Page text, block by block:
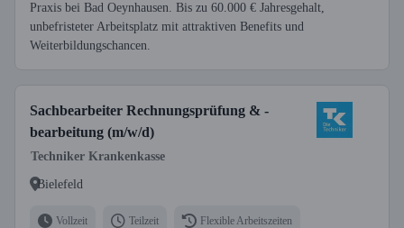
Praxis bei Bad Oeynhausen. Bis zu 60.000 € Jahresgehalt,
unbefristeter Arbeitsplatz mit attraktiven Benefits und
Weiterbildungschancen.
Sachbearbeiter Rechnungsprüfung & -
bearbeitung (m/w/d)
Techniker Krankenkasse
Bielefeld
Vollzeit Teilzeit Flexible Arbeitszeiten